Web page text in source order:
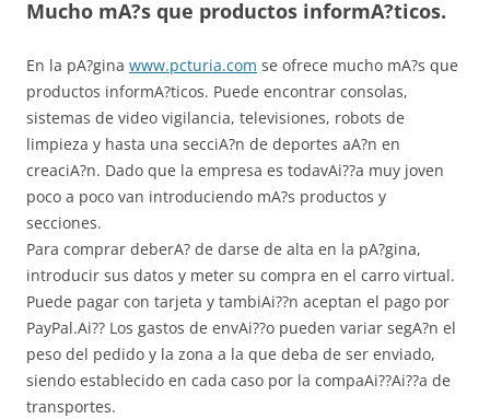
Mucho mA?s que productos informA?ticos.
En la pA?gina www.pcturia.com se ofrece mucho mA?s que
productos informA?ticos. Puede encontrar consolas,
sistemas de video vigilancia, televisiones, robots de
limpieza y hasta una secciA?n de deportes aA?n en
creaciA?n. Dado que la empresa es todavAi??a muy joven
poco a poco van introduciendo mA?s productos y
secciones.
Para comprar deberA? de darse de alta en la pA?gina,
introducir sus datos y meter su compra en el carro virtual.
Puede pagar con tarjeta y tambiAi??n aceptan el pago por
PayPal.Ai?? Los gastos de envAi??o pueden variar segA?n el
peso del pedido y la zona a la que deba de ser enviado,
siendo establecido en cada caso por la compaAi??Ai??a de
transportes.